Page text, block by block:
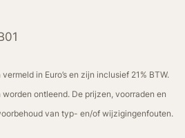
in Euro’s en zijn inclusief 21% BTW.
ontleend. De prijzen, voorraden en
van typ- en/of wijzigingenfouten.